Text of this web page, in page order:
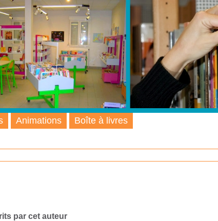
par cet auteur
Animations Boîte à livres